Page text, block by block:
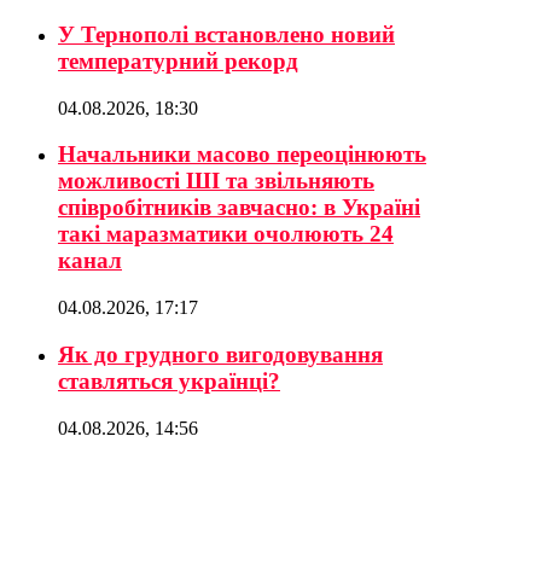
У Тернополі встановлено новий
температурний рекорд
04.08.2026, 18:30
Начальники масово переоцінюють
можливості ШІ та звільняють
співробітників завчасно: в Україні
такі маразматики очолюють 24
канал
04.08.2026, 17:17
Як до грудного вигодовування
ставляться українці?
04.08.2026, 14:56